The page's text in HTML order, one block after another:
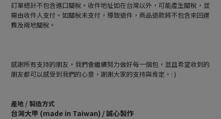
訂單總計不包含進口關稅。收件地址如在台灣以外，可能產生關稅，並
需由收件人支付。如關稅未支付，導致退件，商品退款將不包含來回運
費及兩地關稅。
感謝所有支持的朋友，我們會繼續努力做好每一個包，並且希望收到的
朋友都可以感受到我們的心意，謝謝大家的支持與肯定。: )
產地 / 製造方式
台灣大甲 (made in Taiwan) / 誠心製作